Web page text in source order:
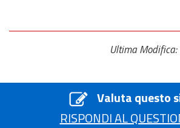
Ultima
Valuta questo
RISPONDI AL